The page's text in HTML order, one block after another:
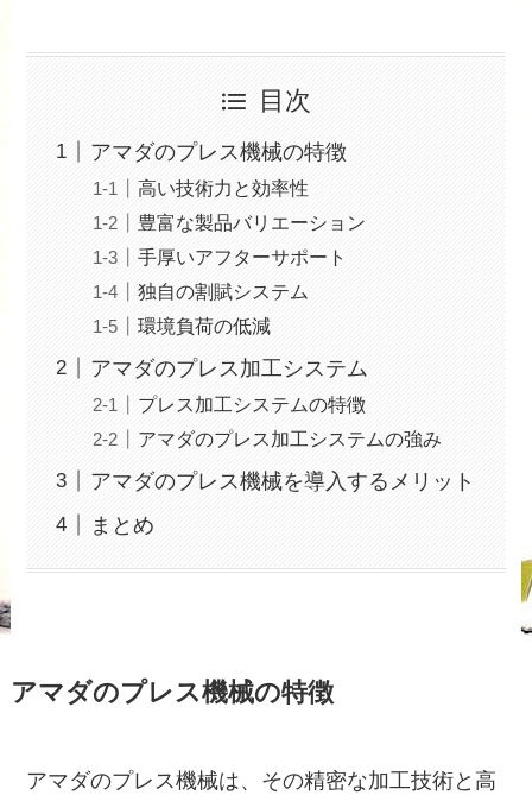
目次
アマダのプレス機械の特徴
高い技術力と効率性
豊富な製品バリエーション
手厚いアフターサポート
独自の割賦システム
環境負荷の低減
アマダのプレス加工システム
プレス加工システムの特徴
アマダのプレス加工システムの強み
アマダのプレス機械を導入するメリット
まとめ
アマダのプレス機械の特徴
アマダのプレス機械は、その精密な加工技術と高